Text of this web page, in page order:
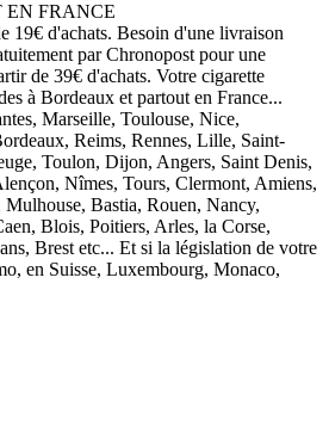
FRANCE
19€ d'achats. Besoin d'une livraison
par Chronopost pour une
de 39€ d'achats. Votre cigarette
à Bordeaux et partout en France...
Marseille, Toulouse, Nice,
Reims, Rennes, Lille, Saint-
Toulon, Dijon, Angers, Saint Denis,
Nîmes, Tours, Clermont, Amiens,
Bastia, Rouen, Nancy,
Blois, Poitiers, Arles, la Corse,
Brest etc... Et si la législation de votre
en Suisse, Luxembourg, Monaco,